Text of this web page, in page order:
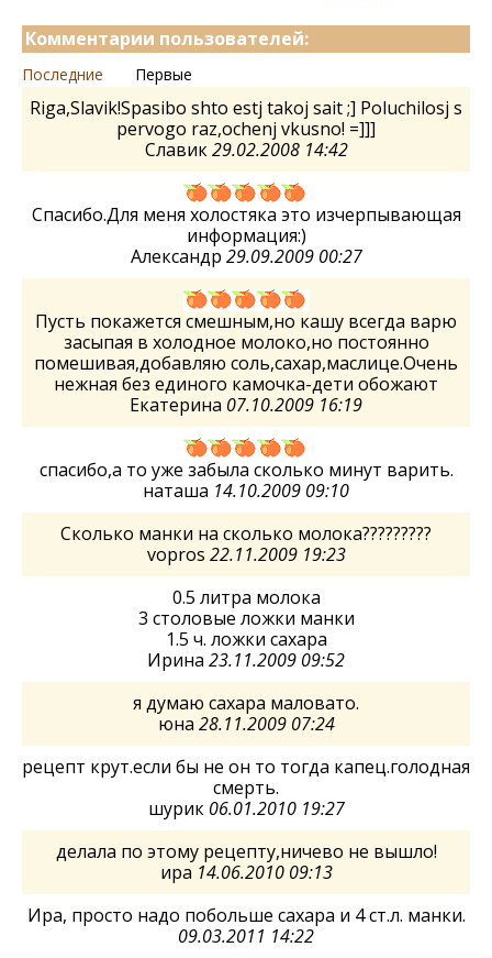
Комментарии пользователей:
Последние Первые
Riga,Slavik!Spasibo shto estj takoj sait ;] Poluchilosj s
pervogo raz,ochenj vkusno! =]]]
Славик29.02.2008 14:42
Спасибо.Для меня холостяка это изчерпывающая
информация:)
Александр 29.09.2009 00:27
Пусть покажется смешным,но кашу всегда варю
засыпая в холодное молоко,но постоянно
помешивая,добавляю соль,сахар,маслице.Очень
нежная без единого камочка-дети обожают
Екатерина 07.10.2009 16:19
спасибо,а то уже забыла сколько минут варить.
наташа 14.10.2009 09:10
Сколько манки на сколько молока?????????
vopros 22.11.2009 19:23
0.5 литра молока
3 столовые ложки манки
1.5 ч. ложки сахара
Ирина 23.11.2009 09:52
я думаю сахара маловато.
юна 28.11.2009 07:24
рецепт крут.если бы не он то тогда капец.голодная
смерть.
шурик 06.01.2010 19:27
делала по этому рецепту,ничево не вышло!
ира 14.06.2010 09:13
Ира, просто надо побольше сахара и 4 ст.л. манки.
09.03.2011 14:22